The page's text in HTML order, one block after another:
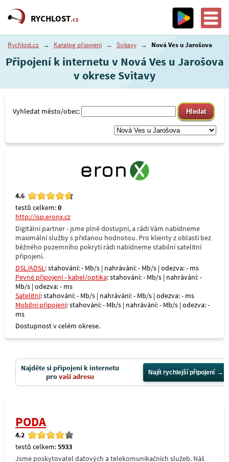
RYCHLOST.cz
Rychlost.cz → Katalog připojení → Svitavy → Nová Ves u Jarošova
Připojení k internetu v Nová Ves u Jarošova
v okrese Svitavy
Vyhledat město/obec:
4.6
testů celkem:0
http://isp.eronx.cz
Digitální partner - jsme plně dostupní, a rádi Vám nabídneme
maximální služby s přidanou hodnotou. Pro klienty z oblastí bez
běžného pozemního pokrytí rádi nabídneme stabilní satelitní
připojení.
DSL/ADSL: stahování: - Mb/s | nahrávání: - Mb/s | odezva: - ms
Pevné připojení - kabel/optika: stahování: - Mb/s | nahrávání: -
Mb/s | odezva: - ms
Satelitní: stahování: - Mb/s | nahrávání: - Mb/s | odezva: - ms
Mobilní připojení: stahování: - Mb/s | nahrávání: - Mb/s | odezva: -
ms
Dostupnost v celém okrese.
Najděte si připojení k internetu
provaši adresu Najít rychlejší připojení
PODA
4.2
testů celkem:5933
Jsme poskytovatel datových a telekomunikačních služeb. Náš